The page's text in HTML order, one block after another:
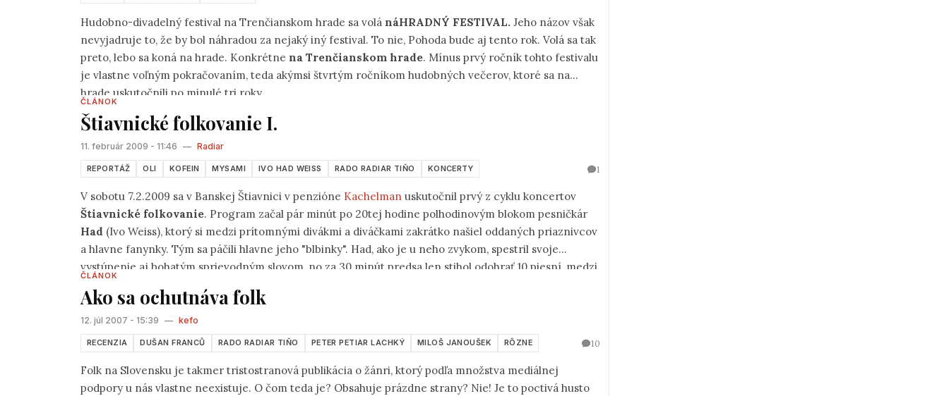
Hudobno-divadelný festival na Trenčianskom hrade sa volá náHRADNÝ FESTIVAL. Jeho názov však
nevyjadruje to, že by bol náhradou za nejaký iný festival. To nie, Pohoda bude aj tento rok. Volá sa tak
preto, lebo sa koná na hrade. Konkrétne na Trenčianskom hrade. Mínus prvý ročník tohto festivalu
je vlastne voľným pokračovaním, teda akýmsi štvrtým ročníkom hudobných večerov, ktoré sa na
hrade uskutočnili po minulé tri roky.
ČLÁNOK
Štiavnické folkovanie I.
11. február 2009 - 11:46 — Radiar
REPORTÁŽ OLI KOFEIN MYSAMI IVO HAD WEISS RADO RADIAR TIŇO KONCERTY 1
V sobotu 7.2.2009 sa v Banskej Štiavnici v penzióne Kachelman uskutočnil prvý z cyklu koncertov
Štiavnické folkovanie. Program začal pár minút po 20tej hodine polhodinovým blokom pesničkár
Had (Ivo Weiss), ktorý si medzi prítomnými divákmi a diváčkami zakrátko našiel oddaných priaznivcov
a hlavne fanynky. Tým sa páčili hlavne jeho "blbinky". Had, ako je u neho zvykom, spestril svoje
vystúpenie aj bohatým sprievodným slovom, no za 30 minút predsa len stihol odohrať 10 piesní, medzi
ČLÁNOK
Ako sa ochutnáva folk
12. júl 2007 - 15:39 — kefo
RECENZIA DUŠAN FRANCŮ RADO RADIAR TIŇO PETER PETIAR LACHKÝ MILOŠ JANOUŠEK RÔZNE 10
Folk na Slovensku je takmer tristostranová publikácia o žánri, ktorý podľa množstva mediálnej
podpory u nás vlastne neexistuje. O čom teda je? Obsahuje prázdne strany? Nie! Je to poctivá husto